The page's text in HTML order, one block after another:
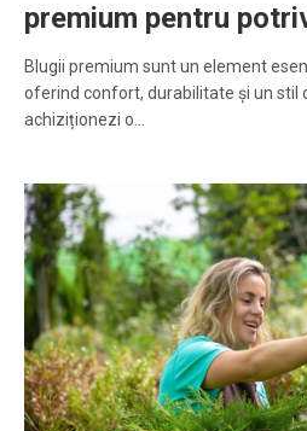
premium pentru
Blugii premium sunt un element
oferind confort, durabilitate și un stil
achiziționezi o…